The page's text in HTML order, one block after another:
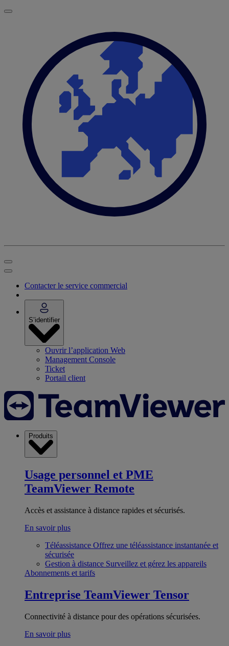
Contacter le service commercial
S’identifier
Ouvrir l’application Web
Management Console
Ticket
Portail client
Produits
Usage personnel et PME
TeamViewer Remote
Accès et assistance à distance rapides et sécurisés.
En savoir plus
Téléassistance Offrez une téléassistance instantanée et
sécurisée
Gestion à distance Surveillez et gérez les appareils
Abonnements et tarifs
Entreprise TeamViewer Tensor
Connectivité à distance pour des opérations sécurisées.
En savoir plus